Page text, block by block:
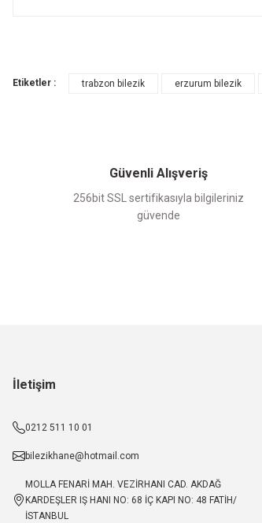
Etiketler : trabzon bilezik erzurum bilezik
Güvenli Alışveriş
256bit SSL sertifikasıyla bilgileriniz
güvende
İletişim
0212 511 10 01
bilezikhane@hotmail.com
MOLLA FENARİ MAH. VEZİRHANI CAD. AKDAĞ
KARDEŞLER IŞ HANI NO: 68 İÇ KAPI NO: 48 FATİH/
İSTANBUL